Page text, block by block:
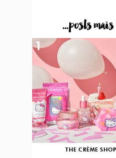
...posts mais
THE CRÈME
1